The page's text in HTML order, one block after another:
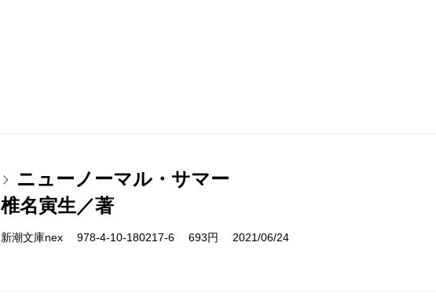
ニューノーマル・サマー
椎名寅生／著
新潮文庫nex 978-4-10-180217-6 693円 2021/06/24